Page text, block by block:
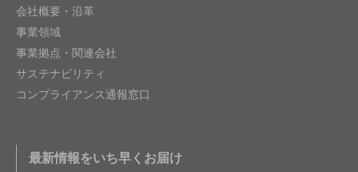
会社概要・沿革
事業領域
事業拠点・関連会社
サステナビリティ
コンプライアンス通報窓口
最新情報をいち早くお届け